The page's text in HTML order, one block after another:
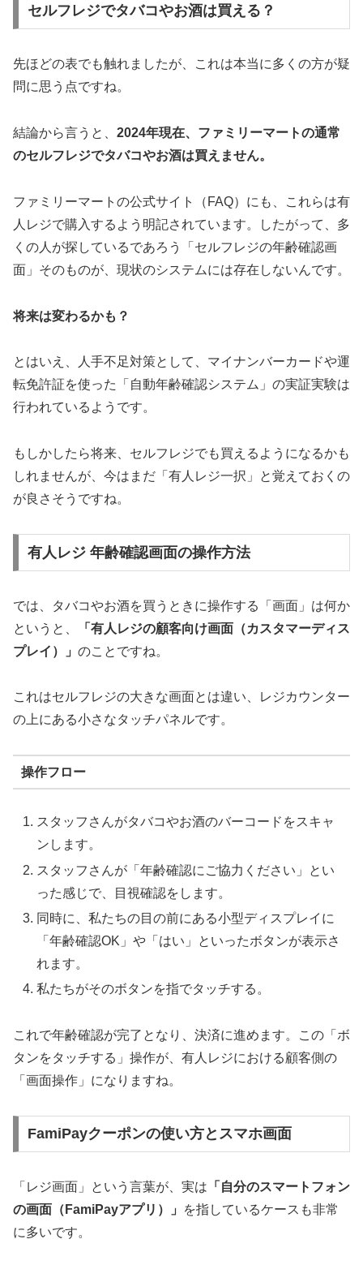
セルフレジでタバコやお酒は買える？
先ほどの表でも触れましたが、これは本当に多くの方が疑
問に思う点ですね。
結論から言うと、 2024年現在、ファミリーマートの通常
のセルフレジでタバコやお酒は買えません。
ファミリーマートの公式サイト（FAQ）にも、これらは有
人レジで購入するよう明記されています。したがって、多
くの人が探しているであろう
「セルフレジの年齢確認画
面」そのものが、現状のシステムには存在しないんです。
将来は変わるかも？
とはいえ、人手不足対策として、マイナンバーカードや運
転免許証を使った「自動年齢確認システム」の実証実験は
行われているようです。
もしかしたら将来、セルフレジでも買えるようになるかも
しれませんが、今はまだ「有人レジ一択」と覚えておくの
が良さそうですね。
有人レジ 年齢確認画面の操作方法
では、タバコやお酒を買うときに操作する「画面」は何か
というと、
「有人レジの顧客向け画面（カスタマーディス
プレイ）」 のことですね。
これはセルフレジの大きな画面とは違い、レジカウンター
の上にある小さなタッチパネルです。
操作フロー
スタッフさんがタバコやお酒のバーコードをスキャ
ンします。
スタッフさんが「年齢確認にご協力ください」とい
った感じで、目視確認をします。
同時に、私たちの目の前にある小型ディスプレイに
「年齢確認OK」や「はい」といったボタンが表示さ
れます。
私たちがそのボタンを指でタッチする。
これで年齢確認が完了となり、決済に進めます。この「ボ
タンをタッチする」操作が、有人レジにおける顧客側の
「画面操作」になりますね。
FamiPayクーポンの使い方とスマホ画面
「レジ画面」という言葉が、実は 「自分のスマートフォン
の画面（FamiPayアプリ）」
を指しているケースも非常
に多いです。